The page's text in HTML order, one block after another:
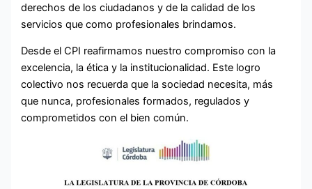
derechos de los ciudadanos y de la calidad de los
servicios que como profesionales brindamos.
Desde el CPI reafirmamos nuestro compromiso con la
excelencia, la ética y la institucionalidad. Este logro
colectivo nos recuerda que la sociedad necesita, más
que nunca, profesionales formados, regulados y
comprometidos con el bien común.